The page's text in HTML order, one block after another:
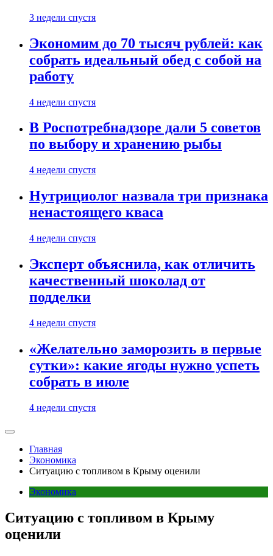
3 недели спустя
Экономим до 70 тысяч рублей: как
собрать идеальный обед с собой на
работу
4 недели спустя
В Роспотребнадзоре дали 5 советов
по выбору и хранению рыбы
4 недели спустя
Нутрициолог назвала три признака
ненастоящего кваса
4 недели спустя
Эксперт объяснила, как отличить
качественный шоколад от
подделки
4 недели спустя
«Желательно заморозить в первые
сутки»: какие ягоды нужно успеть
собрать в июле
4 недели спустя
Главная
Экономика
Ситуацию с топливом в Крыму оценили
Экономика
Ситуацию с топливом в Крыму
оценили